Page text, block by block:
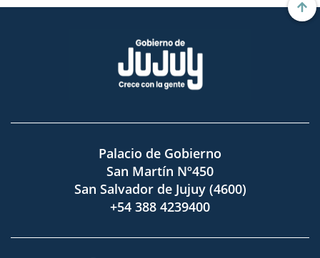
Palacio de Gobierno
San Martín Nº450
San Salvador de Jujuy (4600)
+54 388 4239400